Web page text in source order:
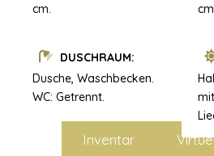
cm.
DUSCHRAUM:
Dusche, Waschbecken.
WC: Getrennt.
Inventar